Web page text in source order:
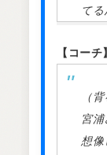
てる
【コー
（
宮
想像